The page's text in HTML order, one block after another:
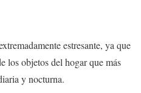
estresante, ya que
los objetos del hogar que más
y nocturna.